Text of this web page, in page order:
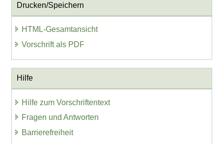
Drucken/Speichern
HTML-Gesamtansicht
Vorschrift als PDF
Hilfe
Hilfe zum Vorschriftentext
Fragen und Antworten
Barrierefreiheit